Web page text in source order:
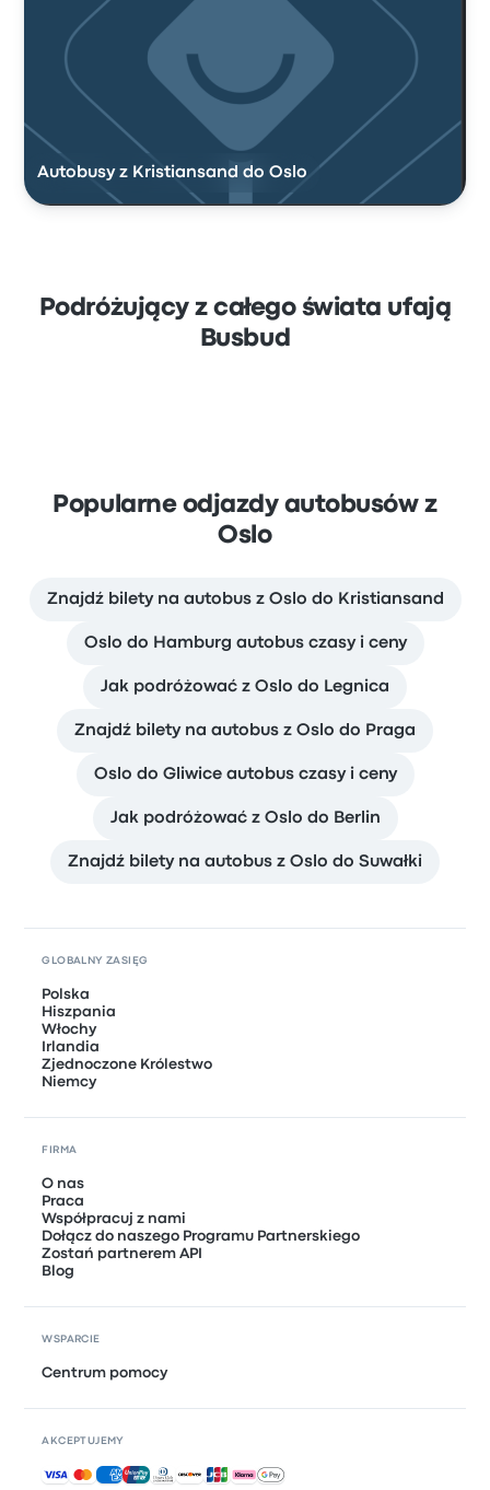
Autobusy z Kristiansand do Oslo
Podróżujący z całego świata ufają
Busbud
Popularne odjazdy autobusów z
Oslo
Znajdź bilety na autobus z Oslo do Kristiansand
Oslo do Hamburg autobus czasy i ceny
Jak podróżować z Oslo do Legnica
Znajdź bilety na autobus z Oslo do Praga
Oslo do Gliwice autobus czasy i ceny
Jak podróżować z Oslo do Berlin
Znajdź bilety na autobus z Oslo do Suwałki
GLOBALNY ZASIĘG
Polska
Hiszpania
Włochy
Irlandia
Zjednoczone Królestwo
Niemcy
FIRMA
O nas
Praca
Współpracuj z nami
Dołącz do naszego Programu Partnerskiego
Zostań partnerem API
Blog
WSPARCIE
Centrum pomocy
AKCEPTUJEMY
Akceptowane płatności